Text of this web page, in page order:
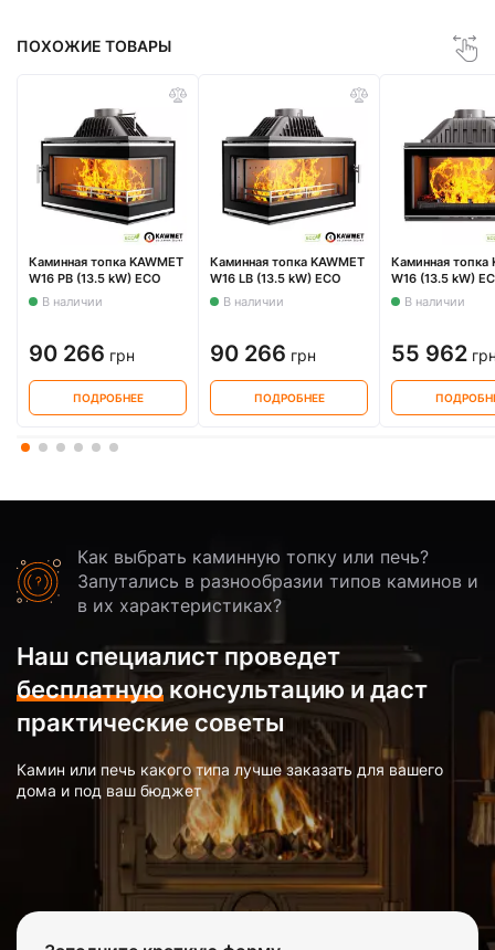
ПОХОЖИЕ ТОВАРЫ
Каминная топка KAWMET
W16 PB (13.5 kW) ECO
В наличии
90 266 грн
ПОДРОБНЕЕ
Каминная топка KAWMET
W16 LB (13.5 kW) ECO
В наличии
90 266 грн
ПОДРОБНЕЕ
Каминная топка
W16 (13.5 kW)
В наличии
55 962
Как выбрать каминную топку или печь?
Запутались в разнообразии типов каминов и
в их характеристиках?
Наш специалист проведет
бесплатную консультацию и даст
практические советы
Камин или печь какого типа лучше заказать для вашего
дома и под ваш бюджет